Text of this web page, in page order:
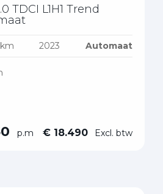
TDCI L1H1 Trend
2023 Automaat
p.m € 18.490 Excl. btw